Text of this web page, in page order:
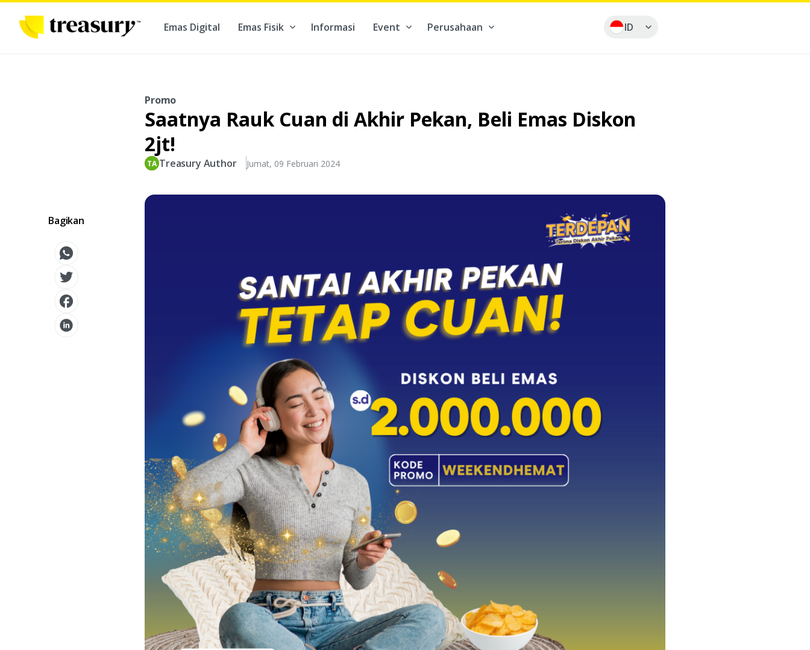
Emas Digital Emas Fisik Informasi Event Perusahaan ID
Bagikan
Promo
Saatnya Rauk Cuan di Akhir Pekan, Beli Emas Diskon
2jt!
Treasury Author Jumat, 09 Februari 2024